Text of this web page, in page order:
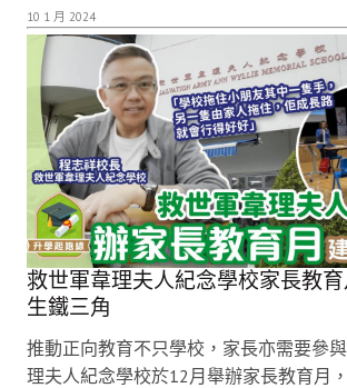
10 1 月 2024
救世軍韋理夫人紀念學校家長教
生鐵三角
推動正向教育不只學校，家長亦需要參
理夫人紀念學校於12月舉辦家長教育月